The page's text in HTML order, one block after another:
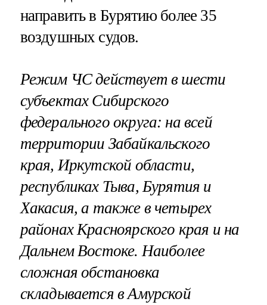
направить в Бурятию более 35
воздушных судов.
Режим ЧС действует в шести
субъектах Сибирского
федерального округа: на всей
территории Забайкальского
края, Иркутской области,
республиках Тыва, Бурятия и
Хакасия, а также в четырех
районах Красноярского края и на
Дальнем Востоке. Наиболее
сложная обстановка
складывается в Амурской